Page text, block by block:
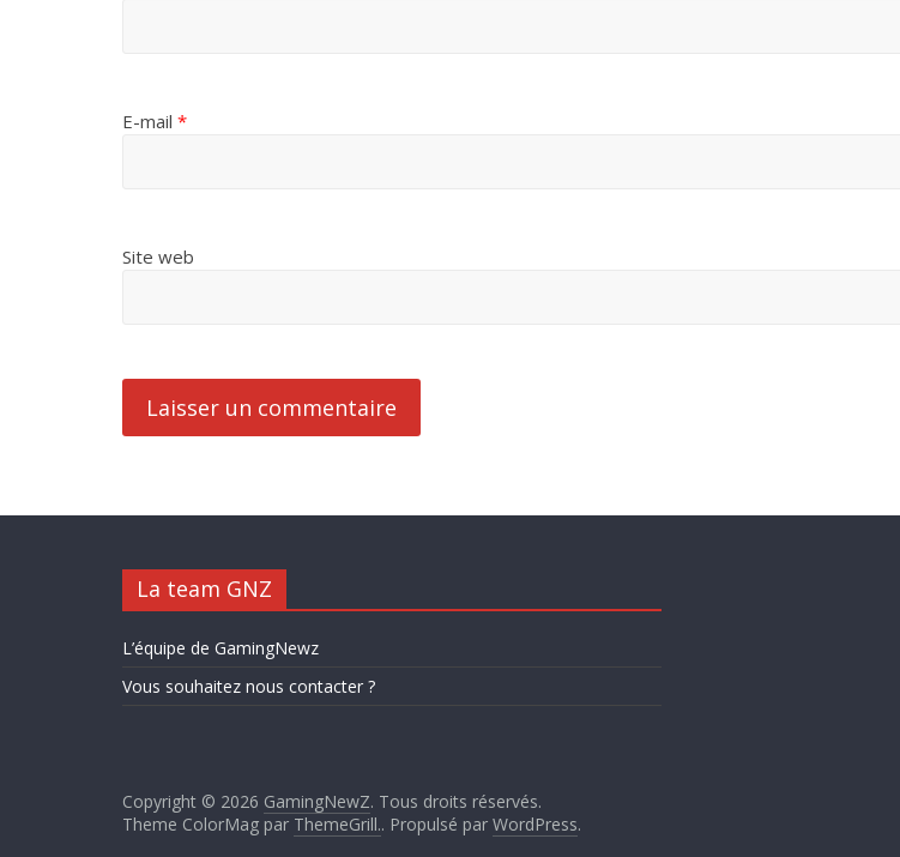
E-mail *
Site web
La team GNZ
L’équipe de GamingNewz
Vous souhaitez nous contacter ?
Copyright © 2026 GamingNewZ. Tous droits réservés.
Theme ColorMag par ThemeGrill.. Propulsé par WordPress.